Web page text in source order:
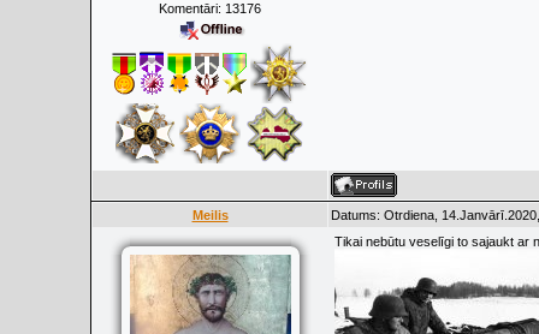
Komentāri: 13176
Meilis Datums: Otrdiena,
Tikai nebūtu veselīgi to sajaukt ar